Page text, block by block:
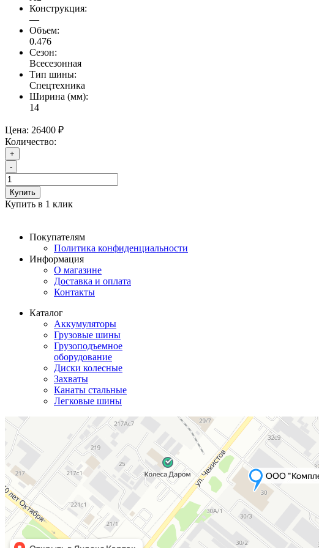
Конструкция:
—
Объем:
0.476
Сезон:
Всесезонная
Тип шины:
Спецтехника
Ширина (мм):
14
Цена: 26400 ₽
Количество:
+
-
Купить
Купить в 1 клик
Покупателям
Политика конфиденциальности
Информация
О магазине
Доставка и оплата
Контакты
Каталог
Аккумуляторы
Грузовые шины
Грузоподъемное
оборудование
Диски колесные
Захваты
Канаты стальные
Легковые шины